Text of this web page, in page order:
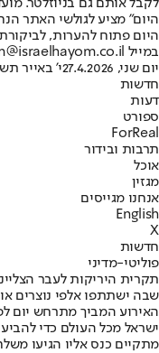
לקבל אותם גם בניוזלטר.
היום" מציע לגולשי האתר
היום פתוח להערות,
במייל hayom@israelhayom.co.il.
יום שני, 27.4.2026
י' באייר
חדשות
דעות
ספורט
ForReal
תרבות ובידור
אוכל
מגזין
אנחנו מגייסים
English
X
חדשות
פוליטי-מדיני
תקרית היריקות לעבר
שבה ישתתפו אלפי נוצרים
האירוע המביך מתרחש יום
ישראל מכל העולם כדי